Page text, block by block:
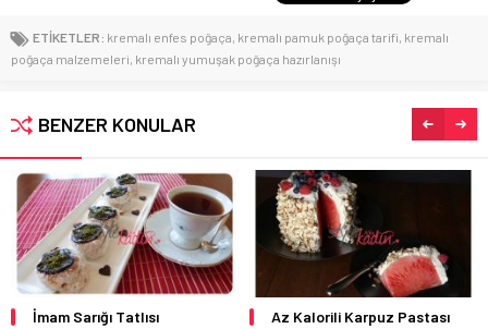
ETİKETLER: kremalı enfes poğaça kremalı pamuk poğaça tarifi kremalı
poğaça malzemeleri kremalı yumuşak poğaça hazırlanışı
BENZER KONULAR
İmam Sarığı Tatlısı
Az Kalorili Karpuz Pastası